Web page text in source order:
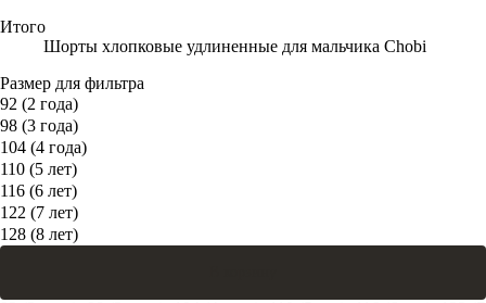
Итого
Шорты хлопковые удлиненные для мальчика Chobi
Размер для фильтра
92 (2 года)
98 (3 года)
104 (4 года)
110 (5 лет)
116 (6 лет)
122 (7 лет)
128 (8 лет)